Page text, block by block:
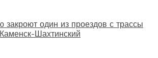
закроют один из проездов с трассы
Шахтинский